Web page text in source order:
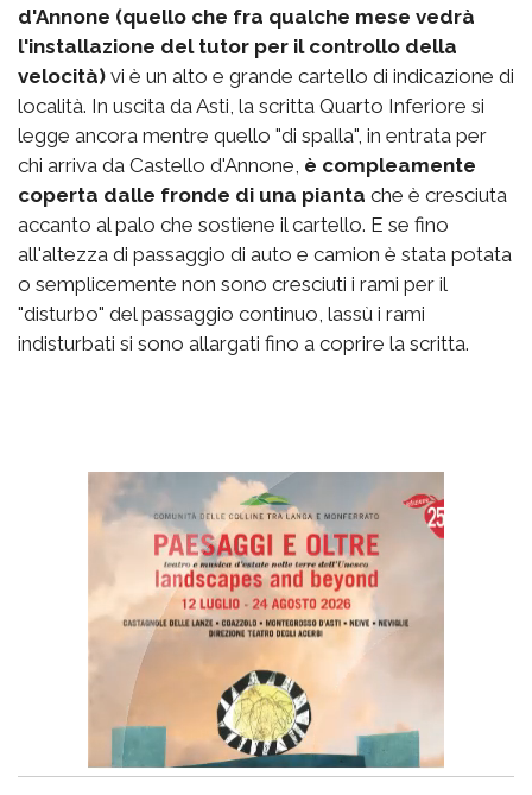
d'Annone (quello che fra qualche mese vedrà
l'installazione del tutor per il controllo della
velocità) vi è un alto e grande cartello di indicazione di
località. In uscita da Asti, la scritta Quarto Inferiore si
legge ancora mentre quello "di spalla", in entrata per
chi arriva da Castello d'Annone, è compleamente
coperta dalle fronde di una pianta che è cresciuta
accanto al palo che sostiene il cartello. E se fino
all'altezza di passaggio di auto e camion è stata potata
o semplicemente non sono cresciuti i rami per il
"disturbo" del passaggio continuo, lassù i rami
indisturbati si sono allargati fino a coprire la scritta.